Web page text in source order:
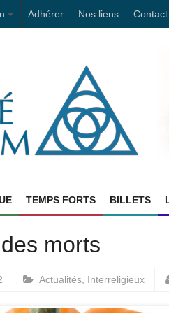
Adhérer Nos liens Contact
TEMPS FORTS BILLETS
morts
Actualités Interreligieux